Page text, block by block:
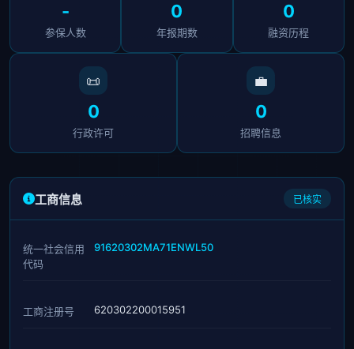
-
参保人数
0
年报期数
0
融资历程
📜
0
行政许可
💼
0
招聘信息
工商信息 已核实
统一社会信用
代码
91620302MA71ENWL50
工商注册号 620302200015951